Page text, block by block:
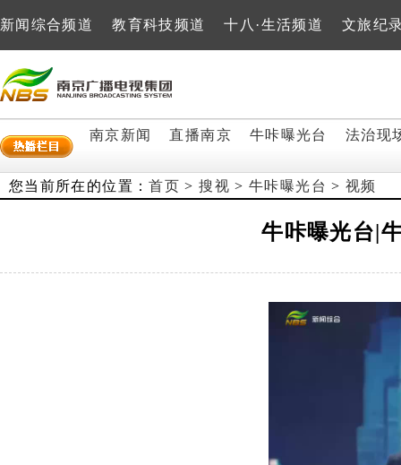
新闻综合频道 教育科技频道 十八·生活频道 文旅纪
南京新闻 直播南京 牛咔曝光台 法治现
您当前所在的位置：首页 >搜视 >牛咔曝光台 >视频
牛咔曝光台|